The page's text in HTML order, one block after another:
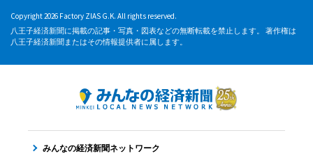
Copyright 2026 Factory ZIAS G.K. All rights reserved.
八王子経済新聞に掲載の記事・写真・図表などの無断転載を禁止します。 著作権は
八王子経済新聞またはその情報提供者に属します。
みんなの経済新聞ネットワーク